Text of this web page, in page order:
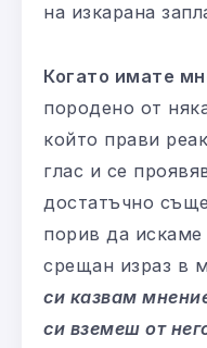
на изкарана
Когато имате
породено от
който прави
глас и се
достатъчно
порив да
срещан израз в
си казвам
си вземеш от